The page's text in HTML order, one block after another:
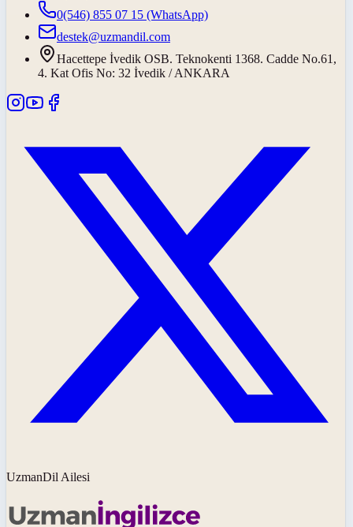
0(546) 855 07 15 (WhatsApp)
destek@uzmandil.com
Hacettepe İvedik OSB. Teknokenti 1368. Cadde No.61,
4. Kat Ofis No: 32 İvedik / ANKARA
UzmanDil Ailesi